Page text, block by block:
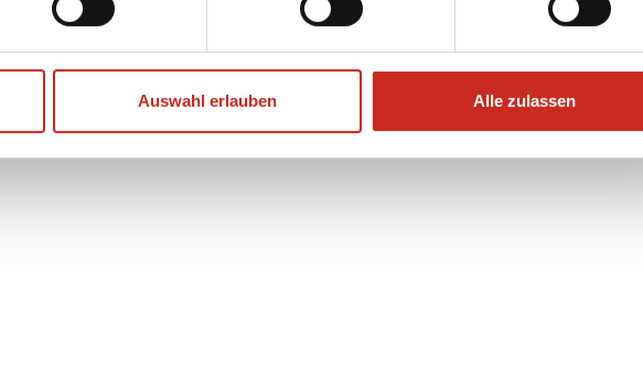
Auswahl erlauben Alle zulassen